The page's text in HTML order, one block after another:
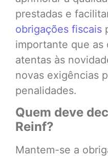
prestadas e
obrigações fiscais
importante que as
atentas às
novas exigências
penalidades.
Quem deve
Reinf?
Mantem-se a